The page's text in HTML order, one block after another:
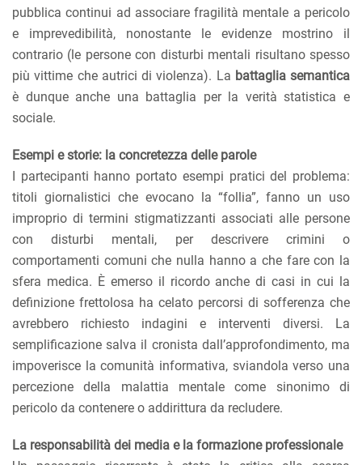
pubblica continui ad associare fragilità mentale a pericolo
e imprevedibilità, nonostante le evidenze mostrino il
contrario (le persone con disturbi mentali risultano spesso
più vittime che autrici di violenza). La battaglia semantica
è dunque anche una battaglia per la verità statistica e
sociale.
Esempi e storie: la concretezza delle parole
I partecipanti hanno portato esempi pratici del problema:
titoli giornalistici che evocano la “follia”, fanno un uso
improprio di termini stigmatizzanti associati alle persone
con disturbi mentali, per descrivere crimini o
comportamenti comuni che nulla hanno a che fare con la
sfera medica. È emerso il ricordo anche di casi in cui la
definizione frettolosa ha celato percorsi di sofferenza che
avrebbero richiesto indagini e interventi diversi. La
semplificazione salva il cronista dall’approfondimento, ma
impoverisce la comunità informativa, sviandola verso una
percezione della malattia mentale come sinonimo di
pericolo da contenere o addirittura da recludere.
La responsabilità dei media e la formazione professionale